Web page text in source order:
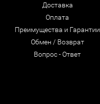
Доставка
Оплата
Преимущества и Гарантии
Обмен / Возврат
Вопрос - Ответ